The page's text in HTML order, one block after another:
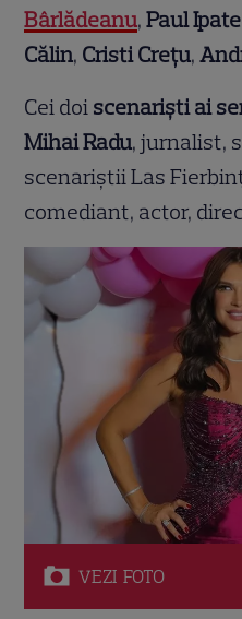
Bârlădeanu,Paul Ipate
Călin, Cristi Crețu,
Cei doi scenariști ai
Mihai Radu, jurnalist,
scenariștii Las
comediant, actor,
VEZI FOTO